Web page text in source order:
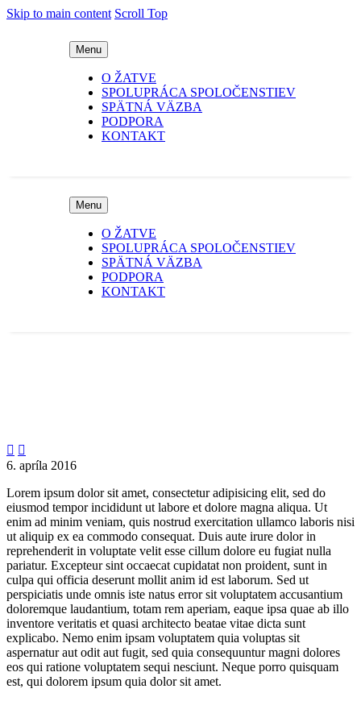
Skip to main content Scroll Top
Menu
O ŽATVE
SPOLUPRÁCA SPOLOČENSTIEV
SPÄTNÁ VÄZBA
PODPORA
KONTAKT
Menu
O ŽATVE
SPOLUPRÁCA SPOLOČENSTIEV
SPÄTNÁ VÄZBA
PODPORA
KONTAKT
 
6. apríla 2016
Lorem ipsum dolor sit amet, consectetur adipisicing elit, sed do
eiusmod tempor incididunt ut labore et dolore magna aliqua. Ut
enim ad minim veniam, quis nostrud exercitation ullamco laboris nisi
ut aliquip ex ea commodo consequat. Duis aute irure dolor in
reprehenderit in voluptate velit esse cillum dolore eu fugiat nulla
pariatur. Excepteur sint occaecat cupidatat non proident, sunt in
culpa qui officia deserunt mollit anim id est laborum. Sed ut
perspiciatis unde omnis iste natus error sit voluptatem accusantium
doloremque laudantium, totam rem aperiam, eaque ipsa quae ab illo
inventore veritatis et quasi architecto beatae vitae dicta sunt
explicabo. Nemo enim ipsam voluptatem quia voluptas sit
aspernatur aut odit aut fugit, sed quia consequuntur magni dolores
eos qui ratione voluptatem sequi nesciunt. Neque porro quisquam
est, qui dolorem ipsum quia dolor sit amet.